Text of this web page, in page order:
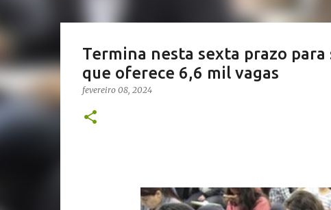
Termina nesta sexta prazo
que oferece 6,6 mil vagas
fevereiro 08, 2024